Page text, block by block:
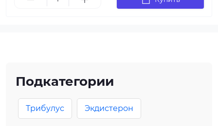
Подкатегории
Трибулус Экдистерон